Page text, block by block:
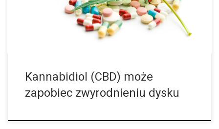
składające się z chrząstki włóknistej. Służą […]
Kannabidiol (CBD) może
zapobiec zwyrodnieniu dysku